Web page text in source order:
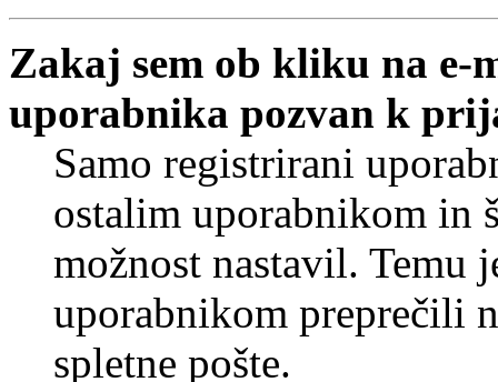
Zakaj sem ob kliku na e-
uporabnika pozvan k
Samo registrirani
ostalim uporabnikom in
možnost nastavil. Temu
uporabnikom preprečili
spletne pošte.